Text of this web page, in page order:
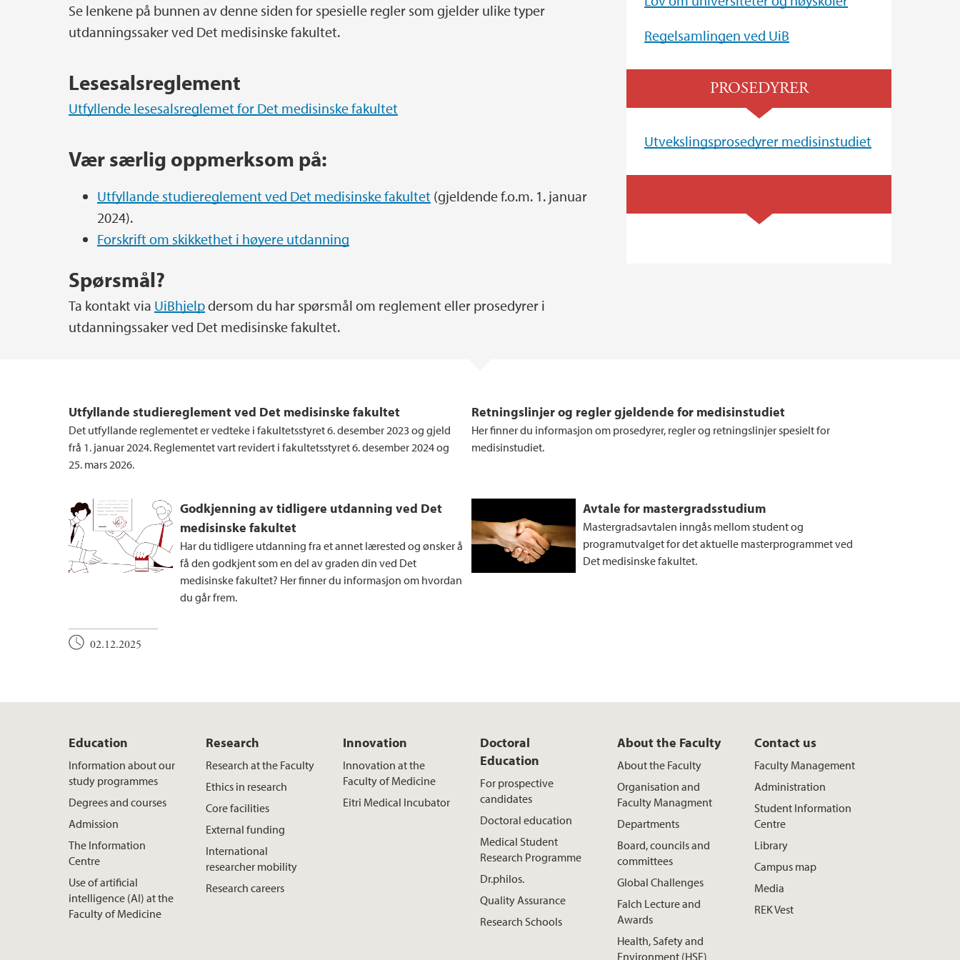
Se lenkene på bunnen av denne siden for spesielle regler som gjelder ulike typer
utdanningssaker ved Det medisinske fakultet.
Lesesalsreglement
Utfyllende lesesalsreglemet for Det medisinske fakultet
Vær særlig oppmerksom på:
Utfyllande studiereglement ved Det medisinske fakultet (gjeldende f.o.m. 1. januar
2024).
Forskrift om skikkethet i høyere utdanning
Spørsmål?
Ta kontakt via UiBhjelpdersom du har spørsmål om reglement eller prosedyrer i
utdanningssaker ved Det medisinske fakultet.
Regelsamlingen ved UiB
PROSEDYRER
Utvekslingsprosedyrer medisinstudiet
Utfyllande studiereglement ved Det medisinske fakultet
Det utfyllande reglementet er vedteke i fakultetsstyret 6. desember 2023 og gjeld
frå 1. januar 2024. Reglementet vart revidert i fakultetsstyret 6. desember 2024 og
25. mars 2026.
Retningslinjer og regler gjeldende for medisinstudiet
Her finner du informasjon om prosedyrer, regler og retningslinjer spesielt for
medisinstudiet.
Godkjenning av tidligere utdanning ved Det
medisinske fakultet
Har du tidligere utdanning fra et annet lærested og ønsker å
få den godkjent som en del av graden din ved Det
medisinske fakultet? Her finner du informasjon om hvordan
du går frem.
Avtale for mastergradsstudium
Mastergradsavtalen inngås mellom student og
programutvalget for det aktuelle masterprogrammet ved
Det medisinske fakultet.
02.12.2025
Education
Information about our
study programmes
Degrees and courses
Admission
The Information
Centre
Use of artificial
intelligence (AI) at the
Faculty of Medicine
Research
Research at the Faculty
Ethics in research
Core facilities
External funding
International
researcher mobility
Research careers
Innovation
Innovation at the
Faculty of Medicine
Eitri Medical Incubator
Doctoral
Education
For prospective
candidates
Doctoral education
Medical Student
Research Programme
Dr.philos.
Quality Assurance
Research Schools
About the Faculty
About the Faculty
Organisation and
Faculty Managment
Departments
Board, councils and
committees
Global Challenges
Falch Lecture and
Awards
Health, Safety and
Environment (HSE)
Contact us
Faculty Management
Administration
Student Information
Centre
Library
Campus map
Media
REK Vest